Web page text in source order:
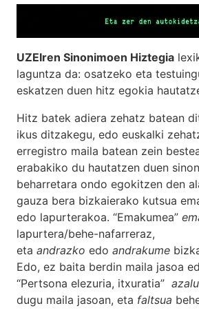
UZEIren Sinonimoen Hiztegia
laguntza da: osatzeko eta
eskatzen duen hitz egokia
Hitz batek adiera zehatz batean
ikus ditzakegu, edo euskalki
erregistro maila batean zein
erabakiko du hautatzen duen
beharretara ondo egokitzen den
gauza bera bizkaierako kutsua
edo lapurterakoa. “Emakumea”
lapurtera/behe-nafarreraz,
eta andrazko edo andrakume
Edo, ez baita berdin maila jasoa
“Pertsona elezuria, itxuratia”
dugu maila jasoan, eta faltsua